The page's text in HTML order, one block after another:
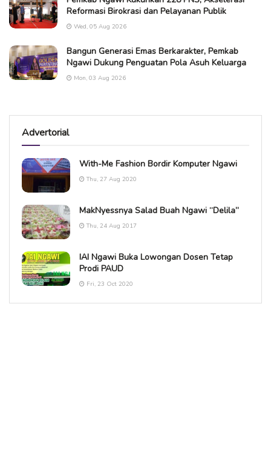
Reformasi Birokrasi dan Pelayanan Publik
Wed, 05 Aug 2026
Bangun Generasi Emas Berkarakter, Pemkab
Ngawi Dukung Penguatan Pola Asuh Keluarga
Mon, 03 Aug 2026
Advertorial
With-Me Fashion Bordir Komputer Ngawi
Thu, 27 Aug 2020
MakNyessnya Salad Buah Ngawi “Delila”
Thu, 24 Aug 2017
IAI Ngawi Buka Lowongan Dosen Tetap
Prodi PAUD
Fri, 23 Oct 2020